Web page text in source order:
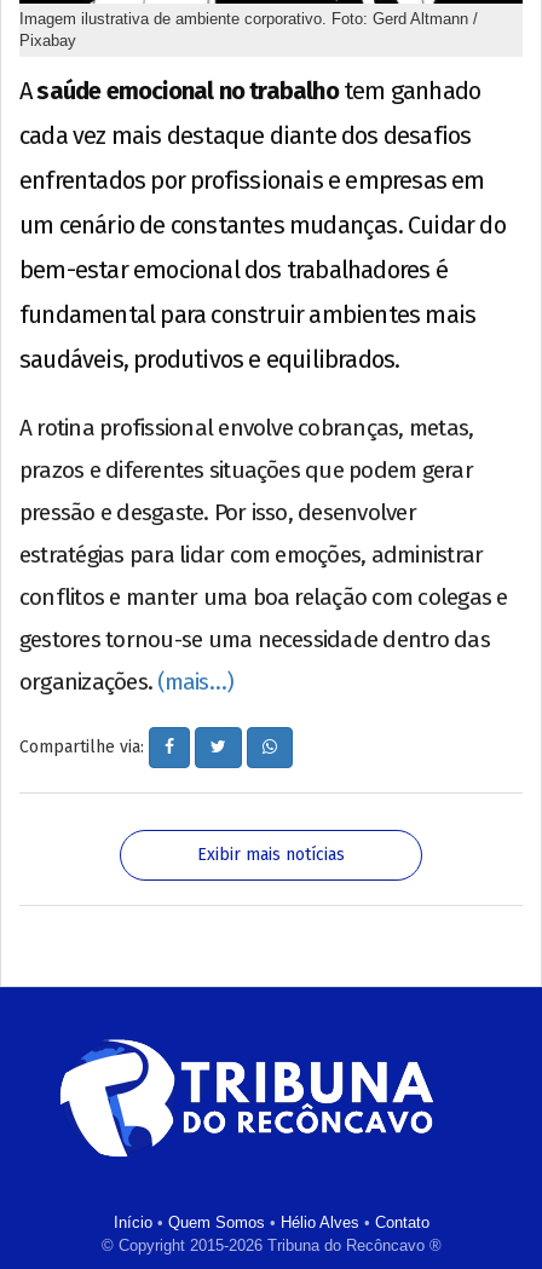
Imagem ilustrativa de ambiente corporativo. Foto: Gerd Altmann /
Pixabay
Asaúde emocional no trabalhotem ganhado
cada vez mais destaque diante dos desafios
enfrentados por profissionais e empresas em
um cenário de constantes mudanças. Cuidar do
bem-estar emocional dos trabalhadores é
fundamental para construir ambientes mais
saudáveis, produtivos e equilibrados.
A rotina profissional envolve cobranças, metas,
prazos e diferentes situações que podem gerar
pressão e desgaste. Por isso, desenvolver
estratégias para lidar com emoções, administrar
conflitos e manter uma boa relação com colegas e
gestores tornou-se uma necessidade dentro das
organizações. (mais…)
Compartilhe via:
Exibir mais notícias
Início• Quem Somos • Hélio Alves • Contato
© Copyright 2015-2026 Tribuna do Recôncavo ®